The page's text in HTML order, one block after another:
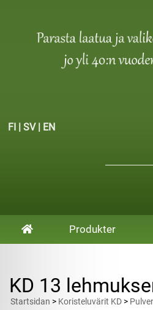
FI | SV| EN
Produkter
KD 13
Startsidan > Koristeluvärit KD > Pulver